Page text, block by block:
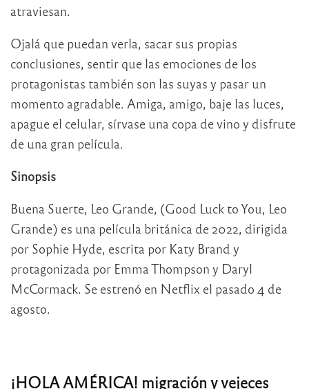
atraviesan.
Ojalá que puedan verla, sacar sus propias
conclusiones, sentir que las emociones de los
protagonistas también son las suyas y pasar un
momento agradable. Amiga, amigo, baje las luces,
apague el celular, sírvase una copa de vino y disfrute
de una gran película.
Sinopsis
Buena Suerte, Leo Grande, (Good Luck to You, Leo
Grande) es una película británica de 2022, dirigida
por Sophie Hyde, escrita por Katy Brand y
protagonizada por Emma Thompson y Daryl
McCormack. Se estrenó en Netflix el pasado 4 de
agosto.
¡HOLA AMÉRICA! migración y vejeces